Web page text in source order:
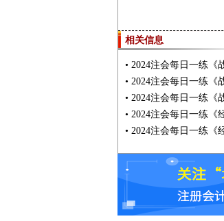
相关信息
• 2024注会每日一练《
• 2024注会每日一练《
• 2024注会每日一练《
• 2024注会每日一练《
• 2024注会每日一练《